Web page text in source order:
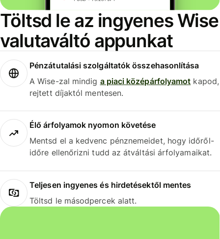
Töltsd le az ingyenes Wise
valutaváltó appunkat
Pénzátutalási szolgáltatók összehasonlítása
A Wise-zal mindig a piaci középárfolyamot kapod,
rejtett díjaktól mentesen.
Élő árfolyamok nyomon követése
Mentsd el a kedvenc pénznemeidet, hogy időről-
időre ellenőrizni tudd az átváltási árfolyamaikat.
Teljesen ingyenes és hirdetésektől mentes
Töltsd le másodpercek alatt.